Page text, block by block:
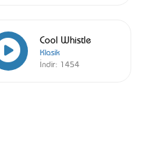
Cool Whistle
Klasik
İndir: 1454